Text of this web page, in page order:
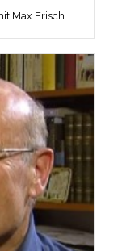
Max Frisch